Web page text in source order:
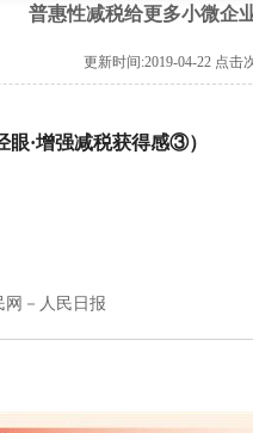
普惠性减税给更多小微企
更新时间:2019-04-22 点击
·增强减税获得感③）
网－人民日报